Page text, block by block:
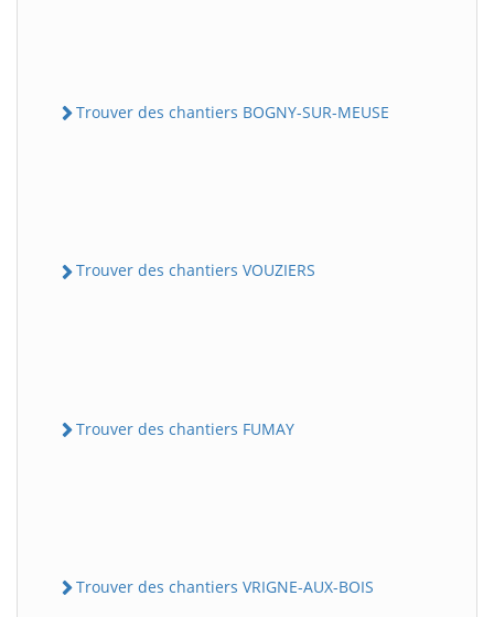
Trouver des chantiers BOGNY-SUR-MEUSE
Trouver des chantiers VOUZIERS
Trouver des chantiers FUMAY
Trouver des chantiers VRIGNE-AUX-BOIS